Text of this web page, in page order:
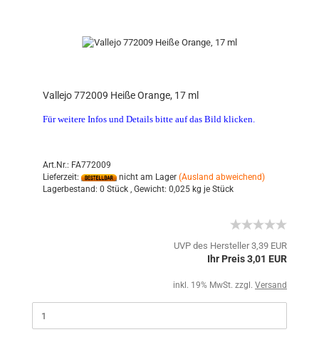
Vallejo 772009 Heiße Orange, 17 ml
Für weitere Infos und Details bitte auf das Bild klicken.
Art.Nr.: FA772009
Lieferzeit:
nicht am Lager (Ausland abweichend)
Lagerbestand: 0 Stück , Gewicht: 0,025 kg je Stück
UVP des Hersteller 3,39 EUR
Ihr Preis 3,01 EUR
inkl. 19% MwSt. zzgl. Versand